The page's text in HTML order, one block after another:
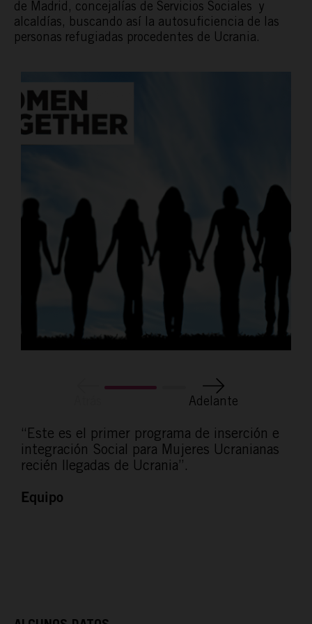
de Madrid, concejalías de Servicios Sociales y
alcaldías, buscando así la autosuficiencia de las
personas refugiadas procedentes de Ucrania.
Adelante
“Este es el primer programa de inserción e
integración Social para Mujeres Ucranianas
recién llegadas de Ucrania”.
Equipo